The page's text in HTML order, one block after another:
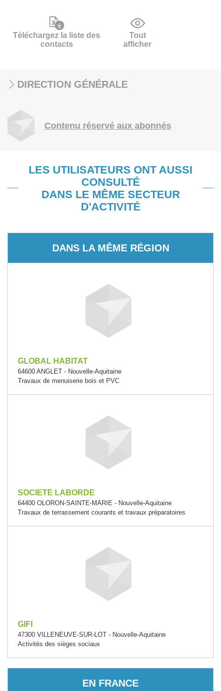
Téléchargez la liste des
contacts
Tout
afficher
DIRECTION GÉNÉRALE
Contenu réservé aux abonnés
LES UTILISATEURS ONT AUSSI
CONSULTÉ
DANS LE MÊME SECTEUR
D'ACTIVITÉ
DANS LA MÊME RÉGION
GLOBAL HABITAT
64600 ANGLET - Nouvelle-Aquitaine
Travaux de menuiserie bois et PVC
SOCIETE LABORDE
64400 OLORON-SAINTE-MARIE - Nouvelle-Aquitaine
Travaux de terrassement courants et travaux préparatoires
GIFI
47300 VILLENEUVE-SUR-LOT - Nouvelle-Aquitaine
Activités des sièges sociaux
EN FRANCE